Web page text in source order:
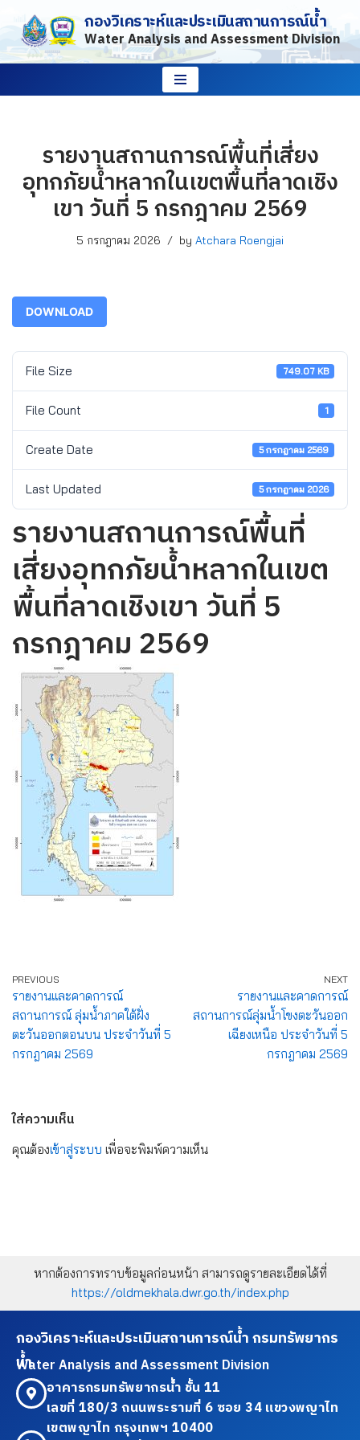
Skip
to
กองวิเคราะห์และประเมินสถานการณ์น้ำ
Water Analysis and Assessment Division
รายงานสถานการณ์พื้นที่เสี่ยง
อุทกภัยน้ำหลากในเขตพื้นที่ลาดเชิง
เขา วันที่ 5 กรกฎาคม 2569
5 กรกฎาคม 2026 by Atchara Roengjai
DOWNLOAD
File Size 749.07 KB
File Count 1
Create Date 5 กรกฎาคม 2569
Last Updated 5 กรกฎาคม 2026
รายงานสถานการณ์พื้นที่
เสี่ยงอุทกภัยน้ำหลากในเขต
พื้นที่ลาดเชิงเขา วันที่ 5
กรกฎาคม 2569
PREVIOUS
รายงานและคาดการณ์
สถานการณ์ ลุ่มน้ำภาคใต้ฝั่ง
ตะวันออกตอนบน ประจำวันที่ 5
กรกฎาคม 2569
NEXT
รายงานและคาดการณ์
สถานการณ์ลุ่มน้ำโขงตะวันออก
เฉียงเหนือ ประจำวันที่ 5
กรกฎาคม 2569
ใส่ความเห็น
คุณต้องเข้าสู่ระบบ เพื่อจะพิมพ์ความเห็น
หากต้องการทราบข้อมูลก่อนหน้า สามารถดูรายละเอียดได้ที่
https://oldmekhala.dwr.go.th/index.php
กองวิเคราะห์และประเมินสถานการณ์น้ำ กรมทรัพยากร
น้ำ
Water Analysis and Assessment Division
อาคารกรมทรัพยากรน้ำ ชั้น 11
เลขที่ 180/3 ถนนพระรามที่ 6 ซอย 34 แขวงพญาไท
เขตพญาไท กรุงเทพฯ 10400